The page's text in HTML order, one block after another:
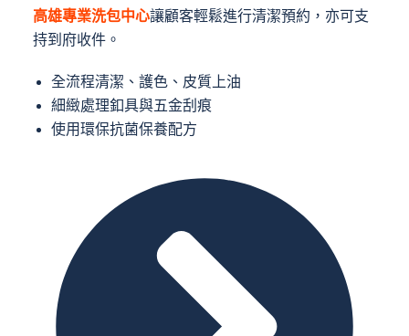
高雄專業洗包中心讓顧客輕鬆進行清潔預約，亦可支
持到府收件。
全流程清潔、護色、皮質上油
細緻處理釦具與五金刮痕
使用環保抗菌保養配方